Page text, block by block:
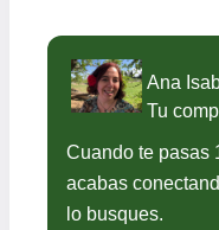
Ana
Tu
Cuando te pasas
acabas
lo busques.